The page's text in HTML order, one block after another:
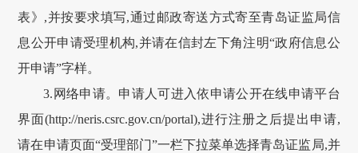
表》,并按要求填写,通过邮政寄送方式寄至青岛证监局信
息公开申请受理机构,并请在信封左下角注明“政府信息公
开申请”字样。
3.网络申请。申请人可进入依申请公开在线申请平台
界面(http://neris.csrc.gov.cn/portal),进行注册之后提出申请,
请在申请页面“受理部门”一栏下拉菜单选择青岛证监局,并